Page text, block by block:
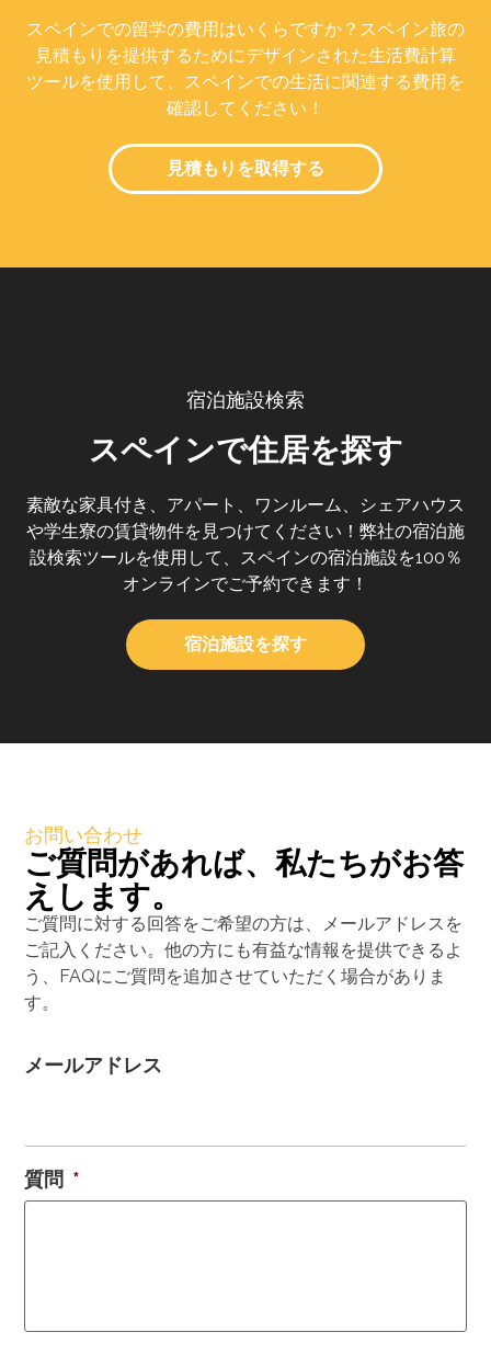
スペインでの留学の費用はいくらですか？スペイン旅の
見積もりを提供するためにデザインされた生活費計算
ツールを使用して、スペインでの生活に関連する費用を
確認してください！
見積もりを取得する
宿泊施設検索
スペインで住居を探す
素敵な家具付き、アパート、ワンルーム、シェアハウス
や学生寮の賃貸物件を見つけてください！弊社の宿泊施
設検索ツールを使用して、スペインの宿泊施設を100％
オンラインでご予約できます！
宿泊施設を探す
お問い合わせ
ご質問があれば、私たちがお答
えします。
ご質問に対する回答をご希望の方は、メールアドレスを
ご記入ください。他の方にも有益な情報を提供できるよ
う、FAQにご質問を追加させていただく場合がありま
す。
メールアドレス
質問 *